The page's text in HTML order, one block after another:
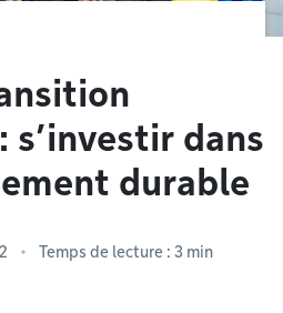
s’investir dans
durable
Temps de lecture : 3 min